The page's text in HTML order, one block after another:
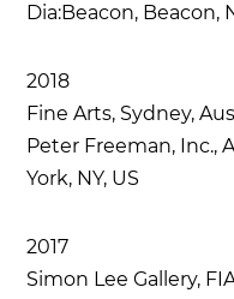
Dia:Beacon, Beacon,
2018
Fine Arts, Sydney,
Peter Freeman, Inc.,
York, NY, US
2017
Simon Lee Gallery,